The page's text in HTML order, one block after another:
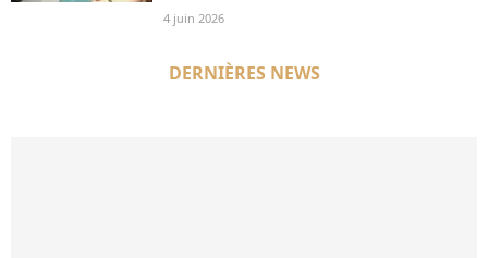
4 juin 2026
DERNIÈRES NEWS